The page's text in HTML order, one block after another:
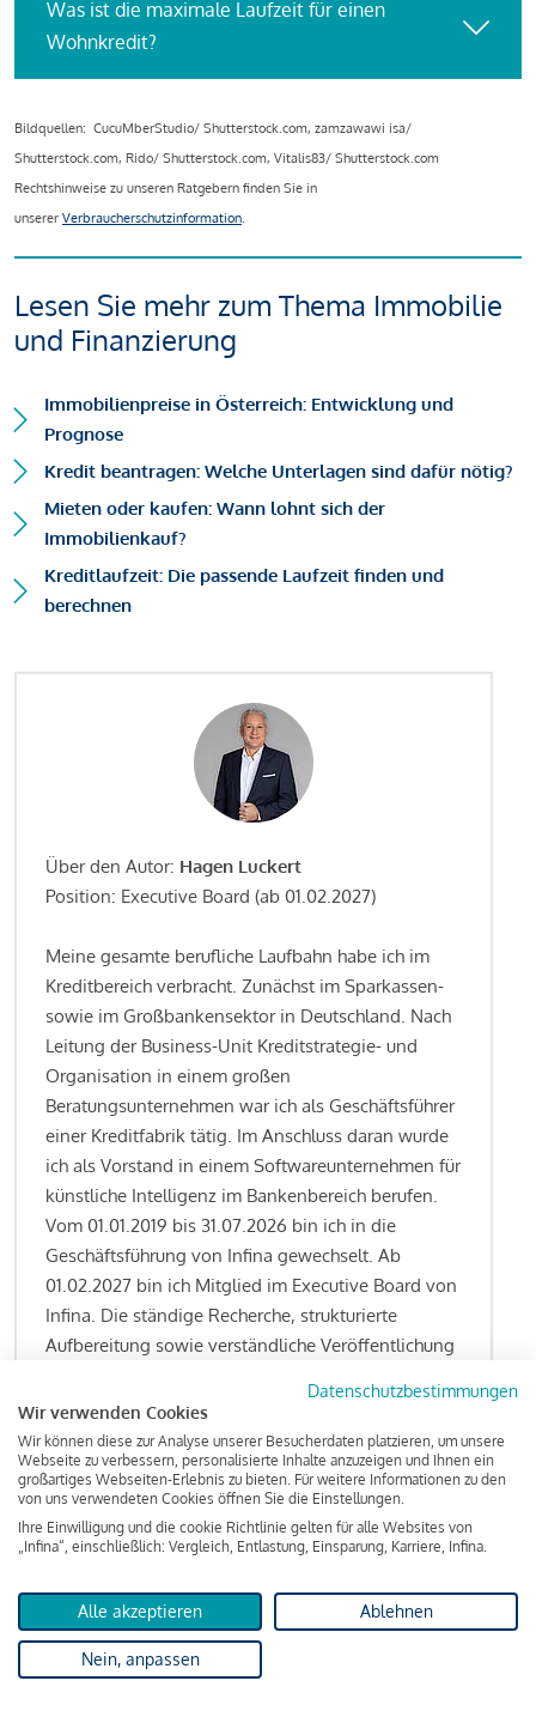
Was ist die maximale Laufzeit für einen
Wohnkredit?
Bildquellen: CucuMberStudio/ Shutterstock.com, zamzawawi isa/
Shutterstock.com, Rido/ Shutterstock.com, Vitalis83/ Shutterstock.com
Rechtshinweise zu unseren Ratgebern finden Sie in
unserer Verbraucherschutzinformation.
Lesen Sie mehr zum Thema Immobilie
und Finanzierung
Immobilienpreise in Österreich: Entwicklung und
Prognose
Kredit beantragen: Welche Unterlagen sind dafür nötig?
Mieten oder kaufen: Wann lohnt sich der
Immobilienkauf?
Kreditlaufzeit: Die passende Laufzeit finden und
berechnen
Über den Autor: Hagen Luckert
Position: Executive Board (ab 01.02.2027)
Meine gesamte berufliche Laufbahn habe ich im
Kreditbereich verbracht. Zunächst im Sparkassen-
sowie im Großbankensektor in Deutschland. Nach
Leitung der Business-Unit Kreditstrategie- und
Organisation in einem großen
Beratungsunternehmen war ich als Geschäftsführer
einer Kreditfabrik tätig. Im Anschluss daran wurde
ich als Vorstand in einem Softwareunternehmen für
künstliche Intelligenz im Bankenbereich berufen.
Vom 01.01.2019 bis 31.07.2026 bin ich in die
Geschäftsführung von Infina gewechselt. Ab
01.02.2027 bin ich Mitglied im Executive Board von
Infina. Die ständige Recherche, strukturierte
Aufbereitung sowie verständliche Veröffentlichung
Kreditgeschäft gehören zu den wesentlichen
Schwerpunktsetzungen meiner Funktion.
Lesen Sie meine Finanzierungs-Tipps
KreditindexDas Wohnkredit Barometer
Datenschutzbestimmungen
Wir verwenden Cookies
Wir können diese zur Analyse unserer Besucherdaten platzieren, um unsere
Webseite zu verbessern, personalisierte Inhalte anzuzeigen und Ihnen ein
großartiges Webseiten-Erlebnis zu bieten. Für weitere Informationen zu den
von uns verwendeten Cookies öffnen Sie die Einstellungen.
Ihre Einwilligung und die cookie Richtlinie gelten für alle Websites von
„Infina“, einschließlich: Vergleich, Entlastung, Einsparung, Karriere, Infina.
Alle akzeptieren Ablehnen
Nein, anpassen